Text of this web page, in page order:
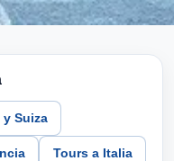
y Suiza
Tours a Italia